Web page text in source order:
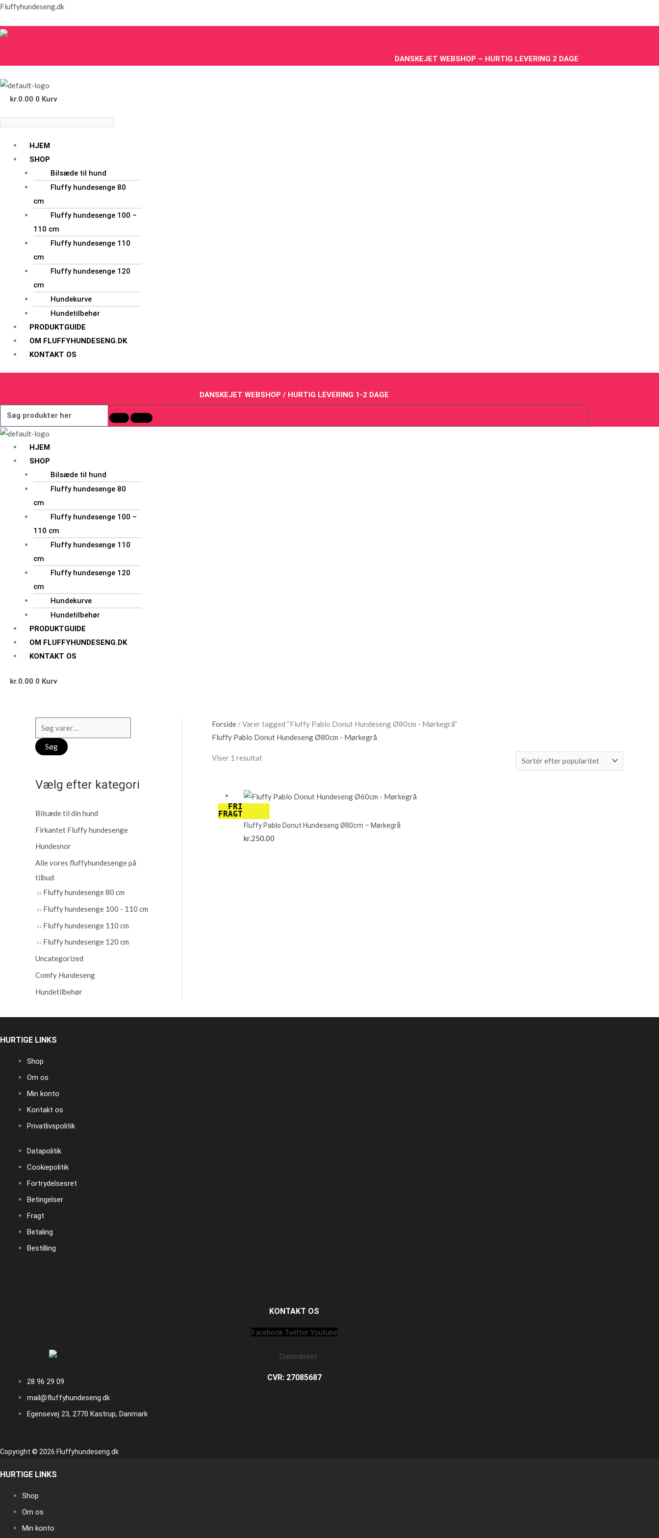
Gå
indholdet
Fluffyhundeseng.dk
DANSKEJET WEBSHOP – HURTIG LEVERING 2 DAGE
kr.0.00 0 Kurv
Menu
HJEM
SHOP
Bilsæde til hund
Fluffy hundesenge 80
cm
Fluffy hundesenge 100 –
110 cm
Fluffy hundesenge 110
cm
Fluffy hundesenge 120
cm
Hundekurve
Hundetilbehør
PRODUKTGUIDE
OM FLUFFYHUNDESENG.DK
KONTAKT OS
DANSKEJET WEBSHOP / HURTIG LEVERING 1-2 DAGE
Menu
HJEM
SHOP
Bilsæde til hund
Fluffy hundesenge 80
cm
Fluffy hundesenge 100 –
110 cm
Fluffy hundesenge 110
cm
Fluffy hundesenge 120
cm
Hundekurve
Hundetilbehør
PRODUKTGUIDE
OM FLUFFYHUNDESENG.DK
KONTAKT OS
kr.0.00 0 Kurv
ø
g
f
e
r
:
Søg
Vælg efter kategori
Bilsæde til din hund
Firkantet Fluffy hundesenge
Hundesnor
Alle vores fluffyhundesenge på
tilbud
Fluffy hundesenge 80 cm
Fluffy hundesenge 100 - 110 cm
Fluffy hundesenge 110 cm
Fluffy hundesenge 120 cm
Uncategorized
Comfy Hundeseng
Hundetilbehør
Forside / Varer tagged “Fluffy Pablo Donut Hundeseng Ø80cm - Mørkegrå”
Fluffy Pablo Donut Hundeseng Ø80cm - Mørkegrå
Viser 1 resultat
FRI
FRAGT
Fluffy Pablo Donut Hundeseng Ø80cm – Mørkegrå
kr.250.00
HURTIGE LINKS
Shop
Om os
Min konto
Kontakt os
Privatlivspolitik
Datapolitik
Cookiepolitik
Fortrydelsesret
Betingelser
Fragt
Betaling
Bestilling
KONTAKT OS
Facebook Twitter Youtube
CVR: 27085687
28 96 29 09
mail@fluffyhundeseng.dk
Egensevej 23, 2770 Kastrup, Danmark
Copyright © 2026 Fluffyhundeseng.dk
HURTIGE LINKS
Shop
Om os
Min konto